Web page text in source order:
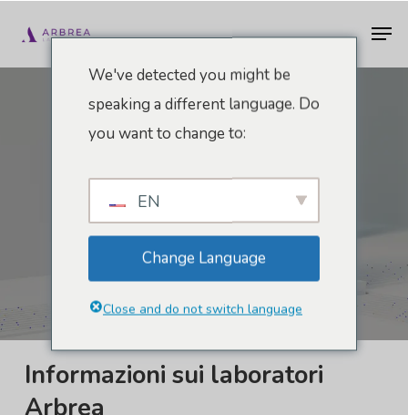
contenuto
Unisciti al nostro team
Infrastrutture
Cloud E Sicurezza
Informazioni sui laboratori
We've detected you might be
speaking a different language. Do
you want to change to:
EN
Change Language
Close and do not switch language